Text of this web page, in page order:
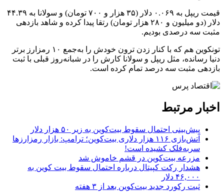
قیمت ریپل به ۰.۰۶۹ دلار (۳۵ هزار و ۷۰۰ تومان) و سولانا به ۴۴.۳۹
دلار (دو میلیون و ۲۸۰ هزار تومان) رتقا پیدا کرده و شاهد بازدهی
مثبت سه درصدی بودیم.
تونکوین هم که با کنار زدن ترون خودش را به‌جمع ۱۰ رمز‌ارز برتر
دنیا رسانده، مثل ریپل و سولانا کارش را در شبانه‌روز قبلی با ثبت
بازدهی مثبت سه درصد تمام کرده است.
اخبار مرتبط
پیش‌بینی احتمال سقوط بیت‌کوین به زیر ۵۰ هزار دلار
آتش‌بازی ۱۱۶ هزار دلاری بیت‌کوین؛ ترامپ: بازار رمزارزها
سربه‌فلک کشیده است!
مزرعه بیت‌کوین در قشم خاموش شد
هشدار رکت کپیتال درباره احتمال سقوط بیت کوین به
۴۶,۰۰۰ دلار
ثبت رکورد جدید بیت‌کوین بعد از ۳ هفته